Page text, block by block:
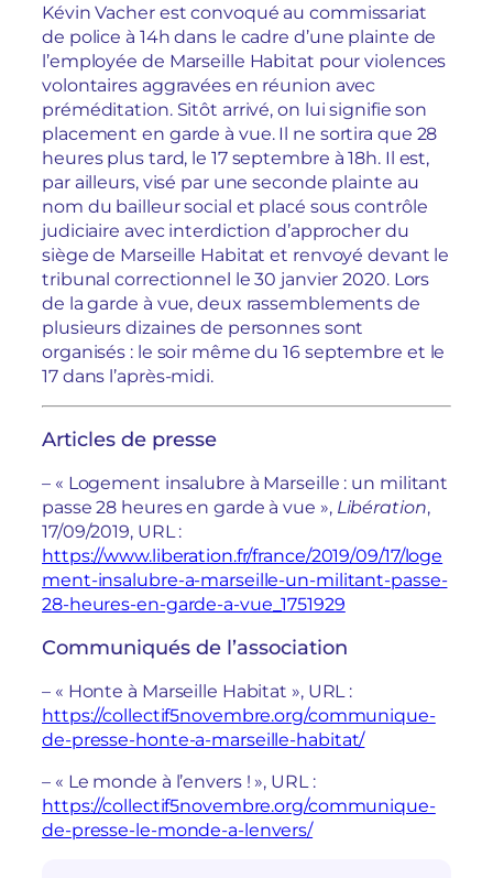
Kévin Vacher est convoqué au commissariat
de police à 14h dans le cadre d’une plainte de
l’employée de Marseille Habitat pour violences
volontaires aggravées en réunion avec
préméditation. Sitôt arrivé, on lui signifie son
placement en garde à vue. Il ne sortira que 28
heures plus tard, le 17 septembre à 18h. Il est,
par ailleurs, visé par une seconde plainte au
nom du bailleur social et placé sous contrôle
judiciaire avec interdiction d’approcher du
siège de Marseille Habitat et renvoyé devant le
tribunal correctionnel le 30 janvier 2020. Lors
de la garde à vue, deux rassemblements de
plusieurs dizaines de personnes sont
organisés : le soir même du 16 septembre et le
17 dans l’après-midi.
Articles de presse
– « Logement insalubre à Marseille : un militant
passe 28 heures en garde à vue », Libération,
17/09/2019, URL :
https://www.liberation.fr/france/2019/09/17/loge
ment-insalubre-a-marseille-un-militant-passe-
28-heures-en-garde-a-vue_1751929
Communiqués de l’association
– « Honte à Marseille Habitat », URL :
https://collectif5novembre.org/communique-
de-presse-honte-a-marseille-habitat/
– « Le monde à l’envers ! », URL :
https://collectif5novembre.org/communique-
de-presse-le-monde-a-lenvers/